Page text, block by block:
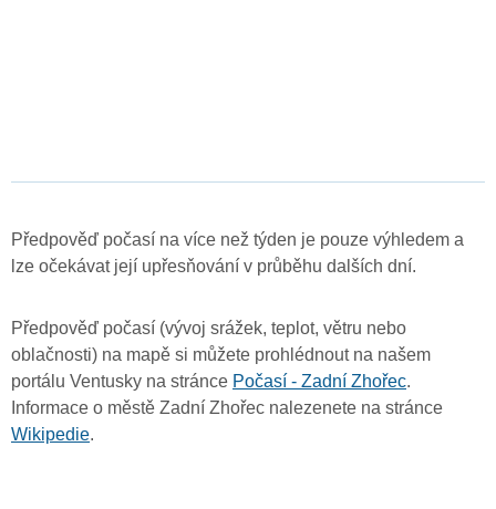
Předpověď počasí na více než týden je pouze výhledem a
lze očekávat její upřesňování v průběhu dalších dní.
Předpověď počasí (vývoj srážek, teplot, větru nebo
oblačnosti) na mapě si můžete prohlédnout na našem
portálu Ventusky na stránce Počasí - Zadní Zhořec.
Informace o městě Zadní Zhořec nalezenete na stránce
Wikipedie.